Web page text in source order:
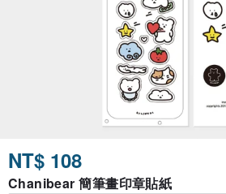
NT$ 108
Chanibear 簡筆畫印章貼紙